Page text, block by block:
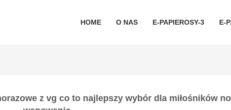
HOME O NAS E-PAPIEROSY-3 E-
z vg co to najlepszy wybór dla miłośników